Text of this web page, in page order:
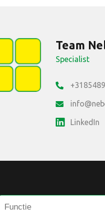
Team
Specialist
LinkedIn